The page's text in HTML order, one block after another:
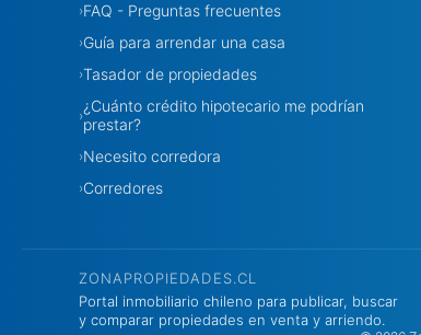
›FAQ - Preguntas frecuentes
›Guía para arrendar una casa
›Tasador de propiedades
›¿Cuánto crédito hipotecario me podrían
prestar?
›Necesito corredora
›Corredores
ZONAPROPIEDADES.CL
Portal inmobiliario chileno para publicar, buscar
y comparar propiedades en venta y arriendo.